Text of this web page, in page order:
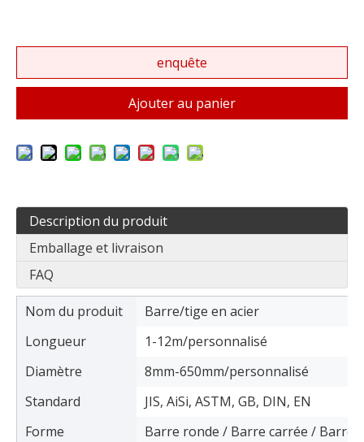
enquête
Ajouter au panier
Description du produit
Emballage et livraison
FAQ
Nom du produit
Barre/tige en acier
Longueur
1-12m/personnalisé
Diamètre
8mm-650mm/personnalisé
Standard
JIS, AiSi, ASTM, GB, DIN, EN
Forme
Barre ronde / Barre carrée / Barre